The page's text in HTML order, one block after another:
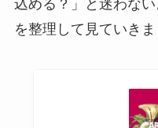
込める？」と迷わな
を整理して見ていきま